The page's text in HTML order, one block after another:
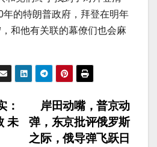
的特朗普政府，拜登在明年
和他有关联的幕僚们也会麻
岸田动嘴，普京动
弹，东京批评俄罗斯
之际，俄导弹飞跃日
：
未